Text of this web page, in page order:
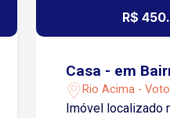
R$
Casa - em
Rio Acima -
Imóvel localizado